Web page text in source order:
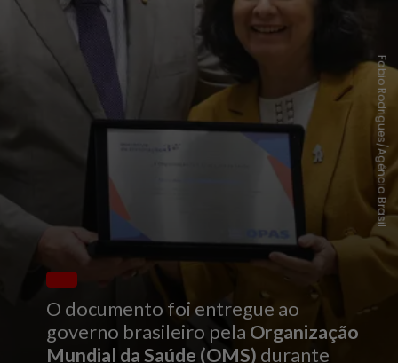
O documento foi entregue ao
governo brasileiro pela Organização
Mundial da Saúde (OMS) durante
Fabio Rodrigues/Agência Brasil